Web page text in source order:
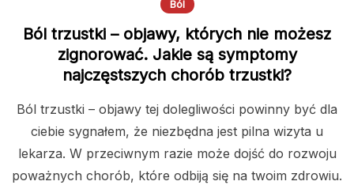
Ból
Ból trzustki – objawy, których nie możesz
zignorować. Jakie są symptomy
najczęstszych chorób trzustki?
Ból trzustki – objawy tej dolegliwości powinny być dla
ciebie sygnałem, że niezbędna jest pilna wizyta u
lekarza. W przeciwnym razie może dojść do rozwoju
poważnych chorób, które odbiją się na twoim zdrowiu.